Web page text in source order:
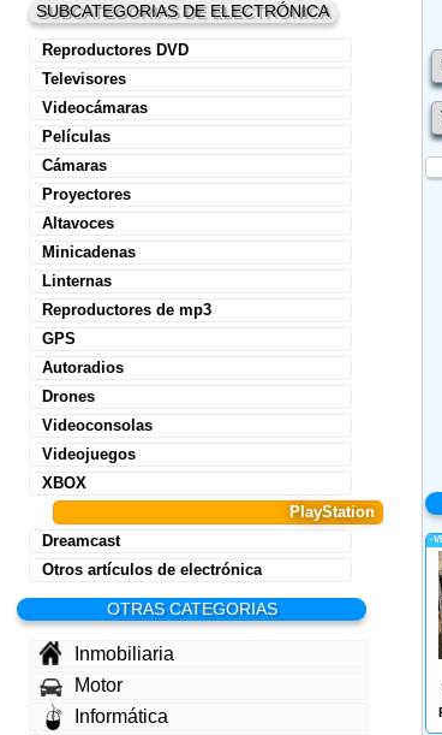
SUBCATEGORIAS DE ELECTRÓNICA
Reproductores DVD
Televisores
Videocámaras
Películas
Cámaras
Proyectores
Altavoces
Minicadenas
Linternas
Reproductores de mp3
GPS
Autoradios
Drones
Videoconsolas
Videojuegos
XBOX
PlayStation
Dreamcast
Otros artículos de electrónica
OTRAS CATEGORIAS
Inmobiliaria
Motor
Informática
-